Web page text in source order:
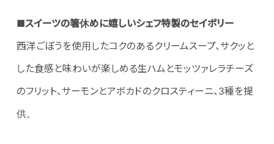
■スイーツの箸休めに嬉しいシェフ特製のセイボリー
西洋ごぼうを使用したコクのあるクリームスープ、サクッと
した食感と味わいが楽しめる生ハムとモッツァレラチーズ
のフリット、サーモンとアボカドのクロスティーニ、3種を提
供。